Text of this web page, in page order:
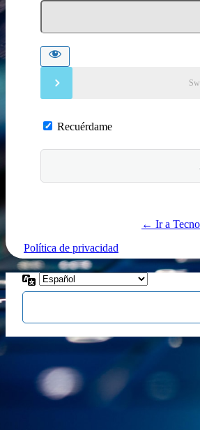
Recuérdame
← Ir a
Política de privacidad
Idioma